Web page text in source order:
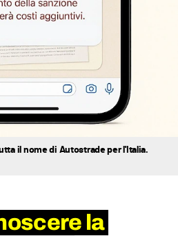
il nome di Autostrade per l'Italia.
la